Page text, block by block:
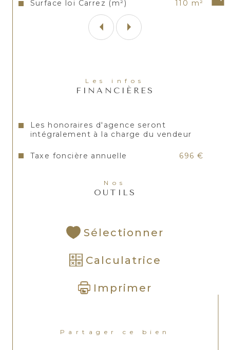
Surface loi Carrez (m²) 110 m²
Les infos
FINANCIÈRES
Les honoraires d'agence seront
intégralement à la charge du vendeur
Taxe foncière annuelle 696 €
Nos
OUTILS
Sélectionner
Calculatrice
Imprimer
Partager ce bien